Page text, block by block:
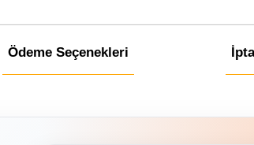
Ödeme Seçenekleri